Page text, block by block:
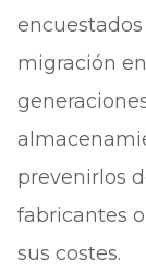
migración
prevenirlos
fabricantes
sus costes.